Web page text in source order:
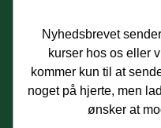
Nyhedsbrevet
kurser hos os eller
kommer kun til at
noget på hjerte, men
ønsker at